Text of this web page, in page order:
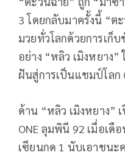
3 โดยกลับมาครั้งนี้ “
มวยทั่วโลกด้วยการเก็
อย่าง “หลิว เมิงหยาง
ฝันสู่การเป็นแชมป์โลก
ด้าน “หลิว เมิงหยาง”
ONE ลุมพินี 92 เมื่อเดื
เซียนกด 1 นับเอาชน